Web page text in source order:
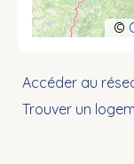
©
Accéder au
Trouver un